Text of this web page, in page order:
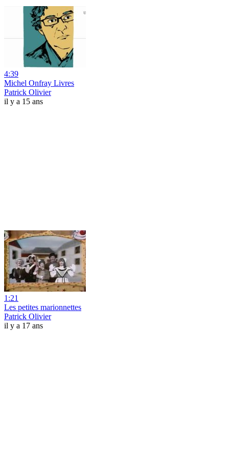
4:39
Michel Onfray Livres
Patrick Olivier
il y a 15 ans
1:21
Les petites marionnettes
Patrick Olivier
il y a 17 ans